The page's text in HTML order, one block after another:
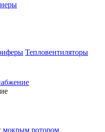
Тепловентиляторы
мокрым ротором